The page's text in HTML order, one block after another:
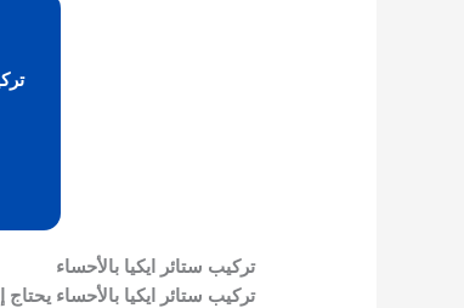
تركيب ستائر ايكيا بالأحساء
تركيب ستائر ايكيا بالأحساء